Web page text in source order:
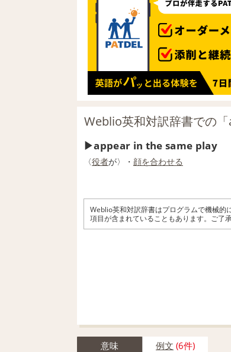
Weblio英和対訳辞書での
appear in the same play
〈役者が〉・ 顔を合わせる
Weblio英和対訳辞書はプログラムで機械的
項目が含まれていることもあります。ご了
意味 例文 (6件)